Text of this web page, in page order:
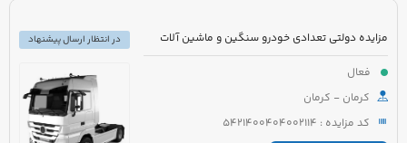
مزایده دولتی تعدادی خودرو سنگین و ماشین آلات
فعال
کرمان - کرمان
کد مزایده : 5421400404002114
در انتظار ارسال پیشنهاد